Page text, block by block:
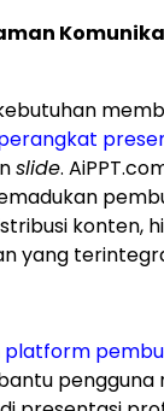
slide.
konten,
yang
platform
pengguna